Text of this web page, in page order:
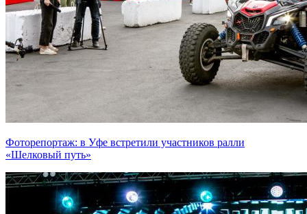
Фоторепортаж: в Уфе встретили участников ралли
«Шелковый путь»